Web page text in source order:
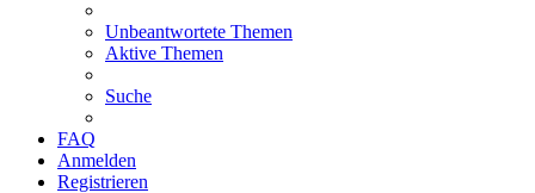
Unbeantwortete Themen
Aktive Themen
Suche
FAQ
Anmelden
Registrieren